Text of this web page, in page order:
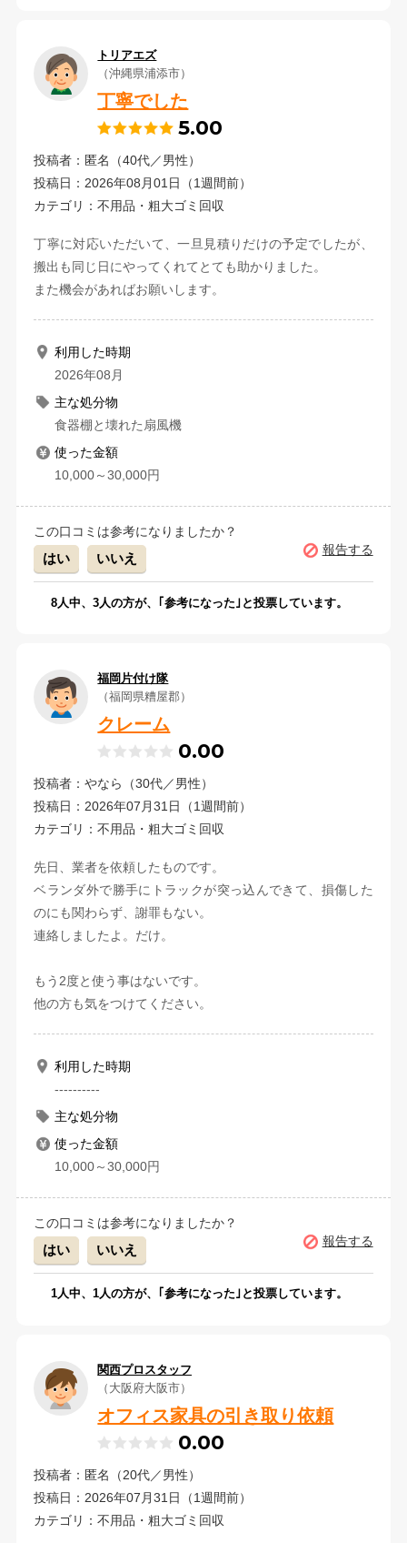
トリアエズ
（沖縄県浦添市）
丁寧でした
5.00
投稿者：匿名（40代／男性）
投稿日：2026年08月01日（1週間前）
カテゴリ：不用品・粗大ゴミ回収
丁寧に対応いただいて、一旦見積りだけの予定でしたが、
搬出も同じ日にやってくれてとても助かりました。
また機会があればお願いします。
利用した時期
2026年08月
主な処分物
食器棚と壊れた扇風機
使った金額
10,000～30,000円
この口コミは参考になりましたか？
はい いいえ
報告する
8 人中、3 人の方が、｢参考になった｣と投票しています。
福岡片付け隊
（福岡県糟屋郡）
クレーム
0.00
投稿者：やなら（30代／男性）
投稿日：2026年07月31日（1週間前）
カテゴリ：不用品・粗大ゴミ回収
先日、業者を依頼したものです。
ベランダ外で勝手にトラックが突っ込んできて、損傷した
のにも関わらず、謝罪もない。
連絡しましたよ。だけ。
もう2度と使う事はないです。
他の方も気をつけてください。
利用した時期
----------
主な処分物
使った金額
10,000～30,000円
この口コミは参考になりましたか？
はい いいえ
報告する
1人中、1人の方が、｢参考になった｣と投票しています。
関西プロスタッフ
（大阪府大阪市）
オフィス家具の引き取り依頼
0.00
投稿者：匿名（20代／男性）
投稿日：2026年07月31日（1週間前）
カテゴリ：不用品・粗大ゴミ回収